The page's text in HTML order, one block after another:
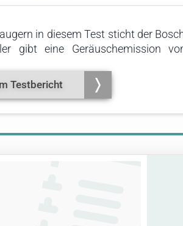
in diesem Test sticht der
gibt eine Geräuschemission
Dieser Staubsauger ist somit
leisen Betriebsgeräuschen suchen.
Testbericht